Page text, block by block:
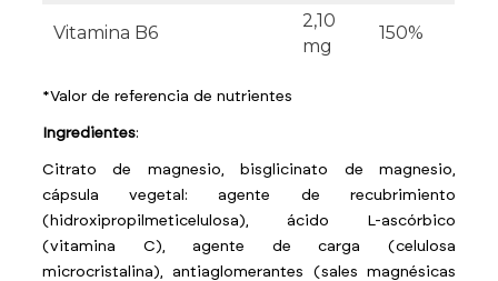
Vitamina B6
2,10
mg
150%
*Valor de referencia de nutrientes
Ingredientes:
Citrato de magnesio, bisglicinato de magnesio,
cápsula vegetal: agente de recubrimiento
(hidroxipropilmeticelulosa), ácido L-ascórbico
(vitamina C), agente de carga (celulosa
microcristalina), antiaglomerantes (sales magnésicas